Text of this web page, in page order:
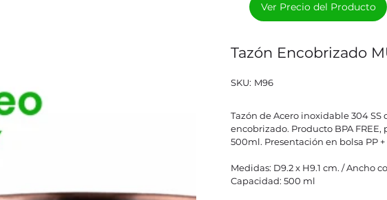
Tazón Encobrizado
SKU: SKU
M96
M96
Tazón de Acero inoxidable 304
encobrizado. Producto BPA
500ml. Presentación en bolsa PP
Medidas: D9.2 x H9.1 cm. / Ancho
Capacidad: 500 ml
Ver Precio del Producto